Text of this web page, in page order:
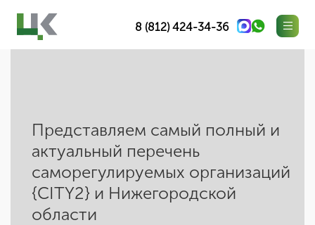
8 (812) 424-34-36
Представляем самый полный и
актуальный перечень
саморегулируемых организаций
{CITY2} и Нижегородской
области